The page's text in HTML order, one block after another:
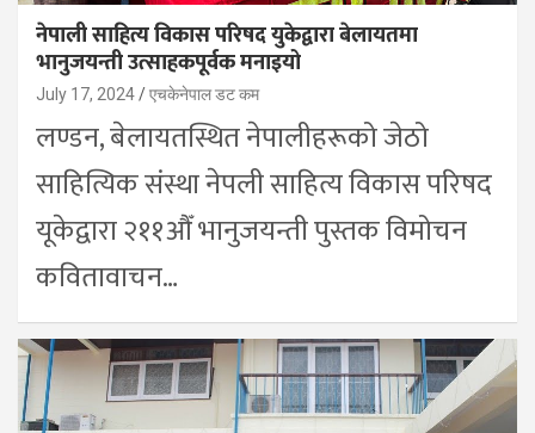
नेपाली साहित्य विकास परिषद युकेद्वारा बेलायतमा
भानुजयन्ती उत्साहकपूर्वक मनाइयो
July 17, 2024 एचकेनेपाल डट कम
लण्डन, बेलायतस्थित नेपालीहरूको जेठो
साहित्यिक संस्था नेपली साहित्य विकास परिषद
यूकेद्वारा २११औँ भानुजयन्ती पुस्तक विमोचन
कवितावाचन…